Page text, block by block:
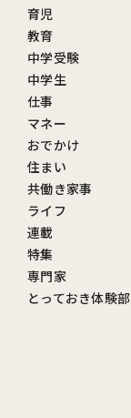
育児
教育
中学受験
中学生
仕事
マネー
おでかけ
住まい
共働き家事
ライフ
連載
特集
専門家
とっておき体験部